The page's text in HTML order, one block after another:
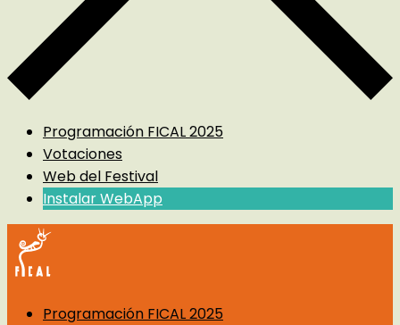
Programación FICAL 2025
Votaciones
Web del Festival
Instalar WebApp
Programación FICAL 2025